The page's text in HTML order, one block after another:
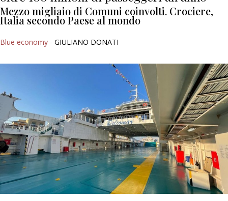
Mezzo migliaio di Comuni coinvolti. Crociere,
Italia secondo Paese al mondo
Blue economy - GIULIANO DONATI